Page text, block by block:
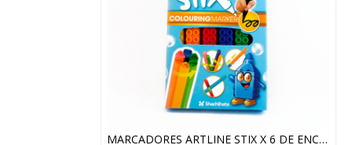
MARCADORES ARTLINE STIX X 6 DE ENCASTRAR